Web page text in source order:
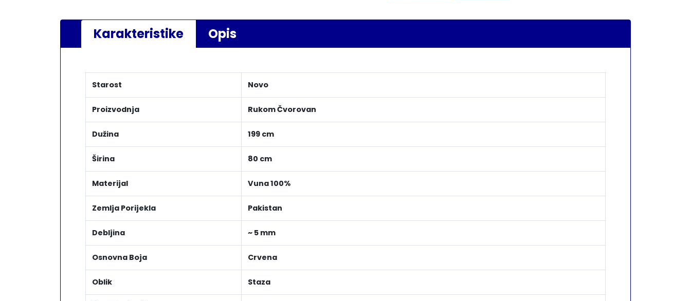
Karakteristike Opis
Starost Novo
Proizvodnja Rukom Čvorovan
Dužina 199 cm
Širina 80 cm
Materijal Vuna 100%
Zemlja Porijekla Pakistan
Debljina ~ 5 mm
Osnovna Boja Crvena
Oblik Staza